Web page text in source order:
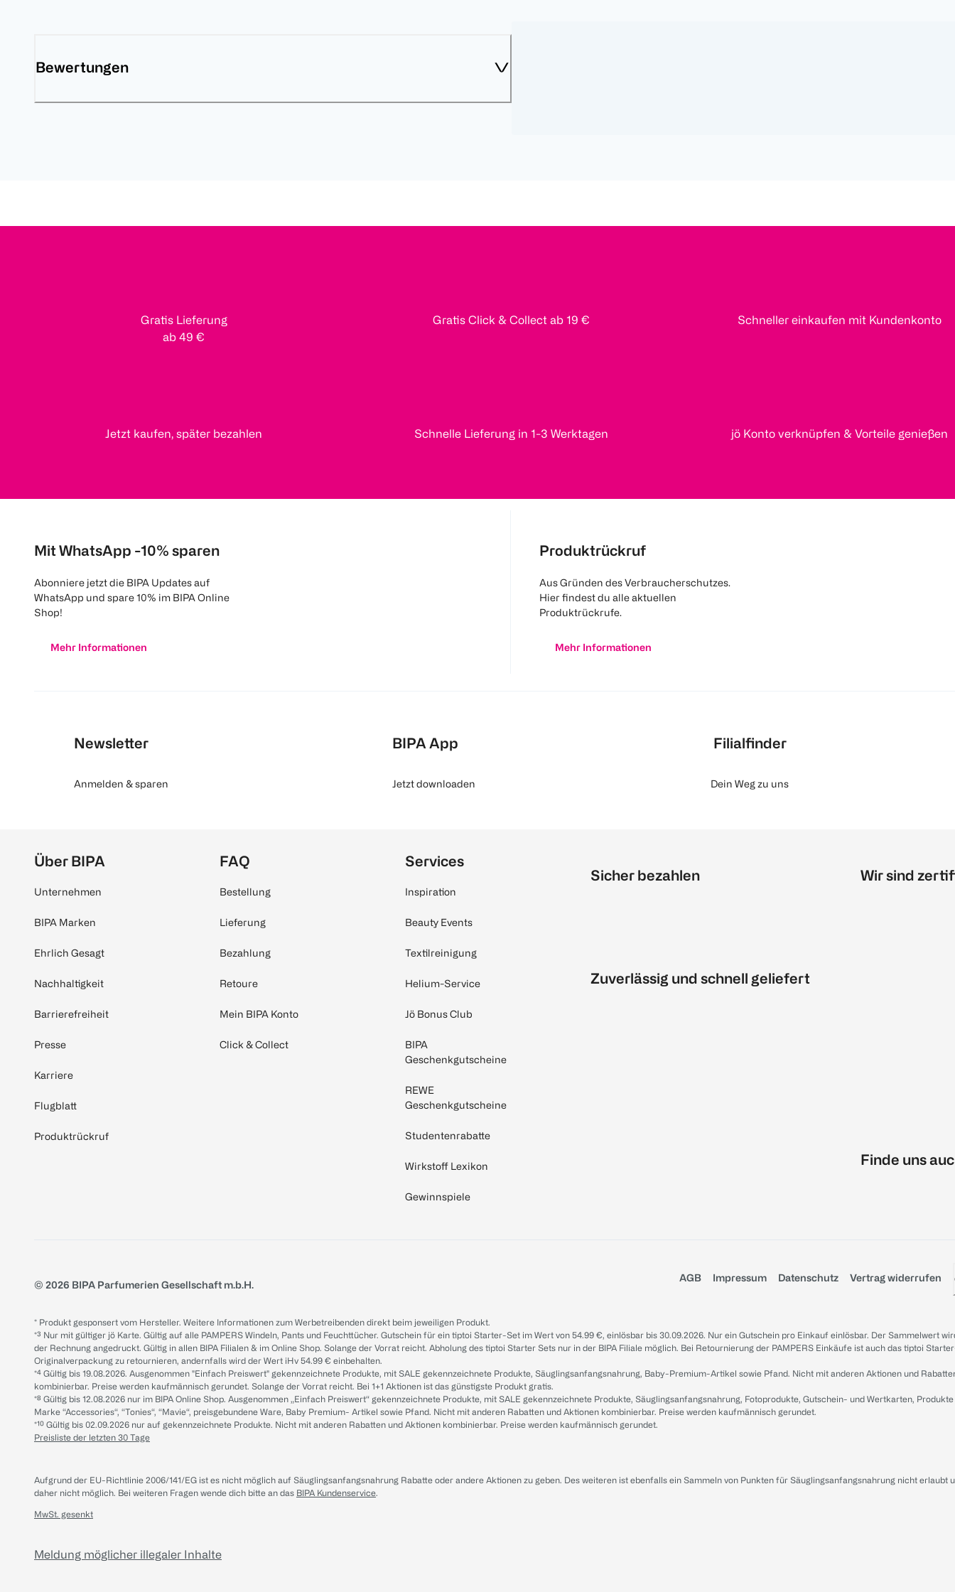
Bewertungen
Gratis Lieferung
ab 49 €
Gratis Click & Collect ab 19 € Schneller einkaufen mit Kundenkonto
Jetzt kaufen, später bezahlen Schnelle Lieferung in 1-3 Werktagen jö Konto verknüpfen & Vorteile genießen
Mit WhatsApp -10% sparen
Abonniere jetzt die BIPA Updates auf
WhatsApp und spare 10% im BIPA Online
Shop!
Mehr Informationen
Produktrückruf
Aus Gründen des Verbraucherschutzes.
Hier findest du alle aktuellen
Produktrückrufe.
Mehr Informationen
Newsletter
Anmelden & sparen
BIPA App
Jetzt downloaden
Filialfinder
Dein Weg zu uns
Über BIPA
Unternehmen
BIPA Marken
Ehrlich Gesagt
Nachhaltigkeit
Barrierefreiheit
Presse
Karriere
Flugblatt
Produktrückruf
FAQ
Bestellung
Lieferung
Bezahlung
Retoure
Mein BIPA Konto
Click & Collect
Services
Inspiration
Beauty Events
Textilreinigung
Helium-Service
Jö Bonus Club
BIPA
Geschenkgutscheine
REWE
Geschenkgutscheine
Studentenrabatte
Wirkstoff Lexikon
Gewinnspiele
Sicher bezahlen
Zuverlässig und schnell geliefert
Wir sind
Finde uns
© 2026 BIPA Parfumerien Gesellschaft m.b.H.
AGB Impressum Datenschutz Vertrag widerrufen
* Produkt gesponsert vom Hersteller. Weitere Informationen zum Werbetreibenden direkt beim jeweiligen Produkt.
*³ Nur mit gültiger jö Karte. Gültig auf alle PAMPERS Windeln, Pants und Feuchttücher. Gutschein für ein tiptoi Starter-Set im Wert von 54.99 €, einlösbar bis 30.09.2026. Nur ein Gutschein pro Einkauf einlösbar. Der Sammelwert
der Rechnung angedruckt. Gültig in allen BIPA Filialen & im Online Shop. Solange der Vorrat reicht. Abholung des tiptoi Starter Sets nur in der BIPA Filiale möglich. Bei Retournierung der PAMPERS Einkäufe ist auch das tiptoi
Originalverpackung zu retournieren, andernfalls wird der Wert iHv 54.99 € einbehalten.
*⁴ Gültig bis 19.08.2026. Ausgenommen "Einfach Preiswert" gekennzeichnete Produkte, mit SALE gekennzeichnete Produkte, Säuglingsanfangsnahrung, Baby-Premium-Artikel sowie Pfand. Nicht mit anderen Aktionen und
kombinierbar. Preise werden kaufmännisch gerundet. Solange der Vorrat reicht. Bei 1+1 Aktionen ist das günstigste Produkt gratis.
*⁸ Gültig bis 12.08.2026 nur im BIPA Online Shop. Ausgenommen „Einfach Preiswert“ gekennzeichnete Produkte, mit SALE gekennzeichnete Produkte, Säuglingsanfangsnahrung, Fotoprodukte, Gutschein- und Wertkarten,
Marke “Accessories“, “Tonies“, “Mavie“, preisgebundene Ware, Baby Premium- Artikel sowie Pfand. Nicht mit anderen Rabatten und Aktionen kombinierbar. Preise werden kaufmännisch gerundet.
*¹⁰ Gültig bis 02.09.2026 nur auf gekennzeichnete Produkte. Nicht mit anderen Rabatten und Aktionen kombinierbar. Preise werden kaufmännisch gerundet.
Preisliste der letzten 30 Tage
Aufgrund der EU-Richtlinie 2006/141/EG ist es nicht möglich auf Säuglingsanfangsnahrung Rabatte oder andere Aktionen zu geben. Des weiteren ist ebenfalls ein Sammeln von Punkten für Säuglingsanfangsnahrung nicht erlaubt
daher nicht möglich. Bei weiteren Fragen wende dich bitte an das BIPA Kundenservice.
MwSt. gesenkt
Meldung möglicher illegaler Inhalte